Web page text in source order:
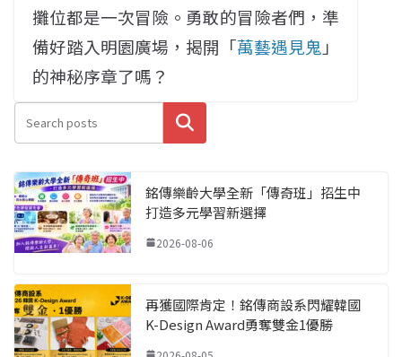
攤位都是一次冒險。勇敢的冒險者們，準
備好踏入明園廣場，揭開「萬藝遇見鬼 」
的神秘序章了嗎？
搜尋
銘傳樂齡大學全新「傳奇班」招生中
打造多元學習新選擇
2026-08-06
再獲國際肯定！銘傳商設系閃耀韓國
K-Design Award勇奪雙金1優勝